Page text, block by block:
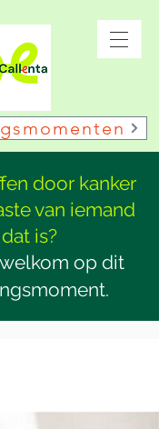
door kanker
van iemand
is?
op dit